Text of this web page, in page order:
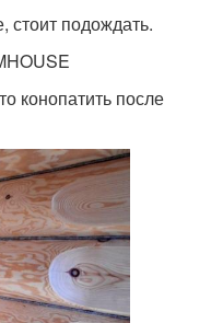
стоит подождать.
конопатить после